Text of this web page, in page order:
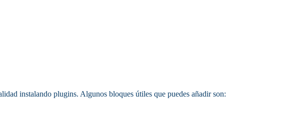
instalando plugins. Algunos bloques útiles que puedes añadir son: